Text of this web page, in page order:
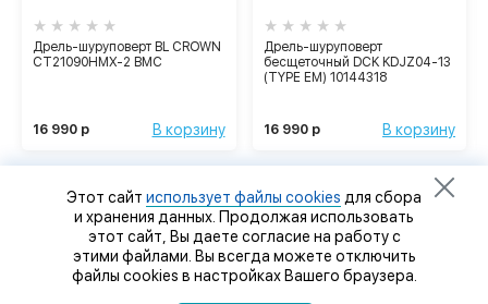
Дрель-шуруповерт BL CROWN
CT21090HMX-2 BMC
16 990 р В корзину
Дрель-шуруповерт
бесщеточный DCK KDJZ04-13
(TYPE EM) 10144318
16 990 р В корзину
Этот сайт использует файлы cookies для сбора
и хранения данных. Продолжая использовать
этот сайт, Вы даете согласие на работу с
этими файлами. Вы всегда можете отключить
файлы cookies в настройках Вашего браузера.